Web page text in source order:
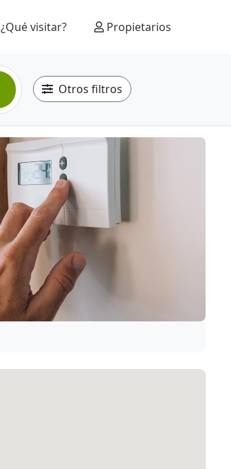
¿Qué visitar? Propietarios
Otros filtros